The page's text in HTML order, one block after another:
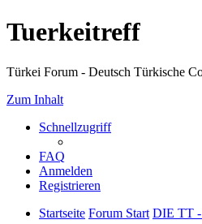
Tuerkeitreff
Türkei Forum - Deutsch Türkische
Zum Inhalt
Schnellzugriff
FAQ
Anmelden
Registrieren
Startseite Forum Start DIE TT